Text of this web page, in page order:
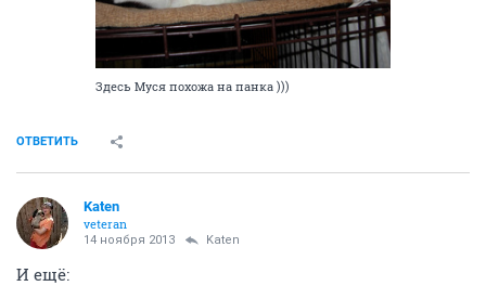
Здесь Муся похожа на панка )))
ОТВЕТИТЬ
Katen
veteran
14 ноября 2013 Katen
И ещё: